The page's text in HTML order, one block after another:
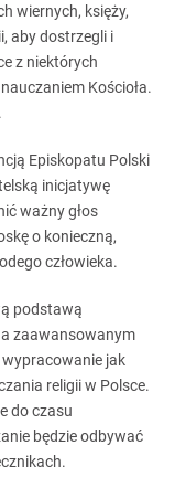
wiernych, księży,
aby dostrzegli i
z niektórych
Kościoła.
Episkopatu Polski
inicjatywę
ważny głos
o konieczną,
człowieka.
podstawą
zaawansowanym
jak
religii w Polsce.
do czasu
będzie odbywać